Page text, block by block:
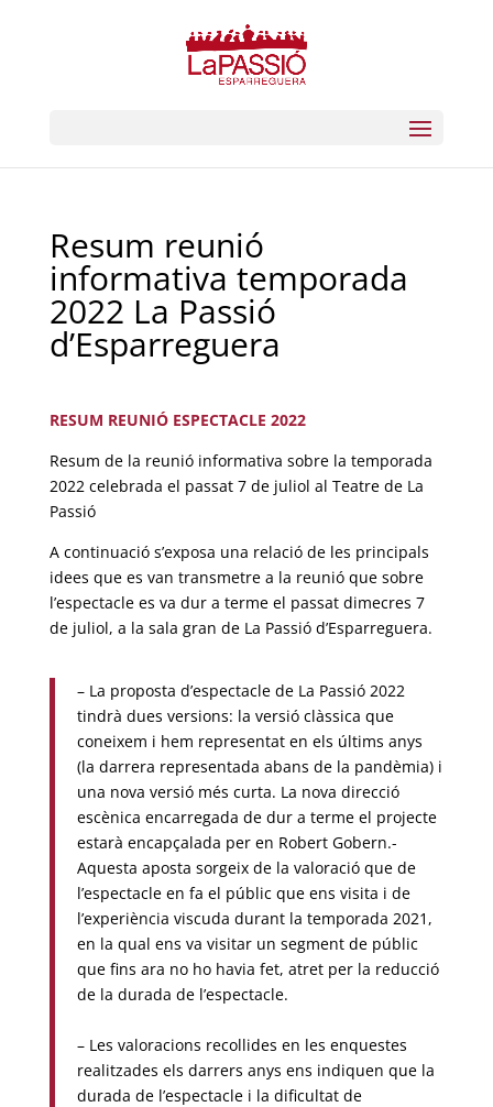
Resum reunió
informativa temporada
2022 La Passió
d’Esparreguera
RESUM REUNIÓ ESPECTACLE 2022
Resum de la reunió informativa sobre la temporada
2022 celebrada el passat 7 de juliol al Teatre de La
Passió
A continuació s’exposa una relació de les principals
idees que es van transmetre a la reunió que sobre
l’espectacle es va dur a terme el passat dimecres 7
de juliol, a la sala gran de La Passió d’Esparreguera.
– La proposta d’espectacle de La Passió 2022
tindrà dues versions: la versió clàssica que
coneixem i hem representat en els últims anys
(la darrera representada abans de la pandèmia) i
una nova versió més curta. La nova direcció
escènica encarregada de dur a terme el projecte
estarà encapçalada per en Robert Gobern.-
Aquesta aposta sorgeix de la valoració que de
l’espectacle en fa el públic que ens visita i de
l’experiència viscuda durant la temporada 2021,
en la qual ens va visitar un segment de públic
que fins ara no ho havia fet, atret per la reducció
de la durada de l’espectacle.
– Les valoracions recollides en les enquestes
realitzades els darrers anys ens indiquen que la
durada de l’espectacle i la dificultat de